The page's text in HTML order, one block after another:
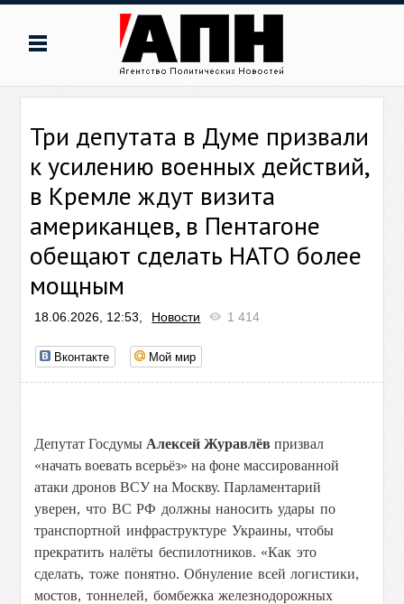
Три депутата в Думе призвали
к усилению военных действий,
в Кремле ждут визита
американцев, в Пентагоне
обещают сделать НАТО более
мощным
18.06.2026, 12:53, Новости 1 414
Вконтакте Мой мир
Депутат Госдумы Алексей Журавлёв призвал
«начать воевать всерьёз» на фоне массированной
атаки дронов ВСУ на Москву.Парламентарий
уверен, что ВС РФ должнынаносить удары по
транспортной инфраструктуре Украины, чтобы
прекратить налёты беспилотников. «Как это
сделать, тоже понятно. Обнуление всей логистики,
мостов, тоннелей, бомбежка железнодорожных